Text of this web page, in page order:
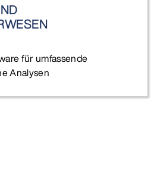
für umfassende
Analysen